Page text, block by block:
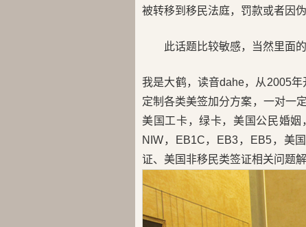
被转移到移民法庭，罚款或者因伪
此话题比较敏感，当然里面
我是大鹤，读音dahe，从2005
定制各类美签加分方案，一对一
美国工卡，绿卡，美国公民婚
NIW，EB1C，EB3，EB5，美
证、美国非移民类签证相关问题